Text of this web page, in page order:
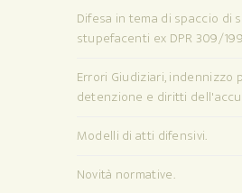
Difesa in tema di spaccio di
stupefacenti ex DPR 309/
Errori Giudiziari, indennizzo
detenzione e diritti
Modelli di atti difensivi.
Novità normative.